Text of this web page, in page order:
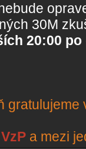
30M
20:00
gratulujeme
VzP a mezi